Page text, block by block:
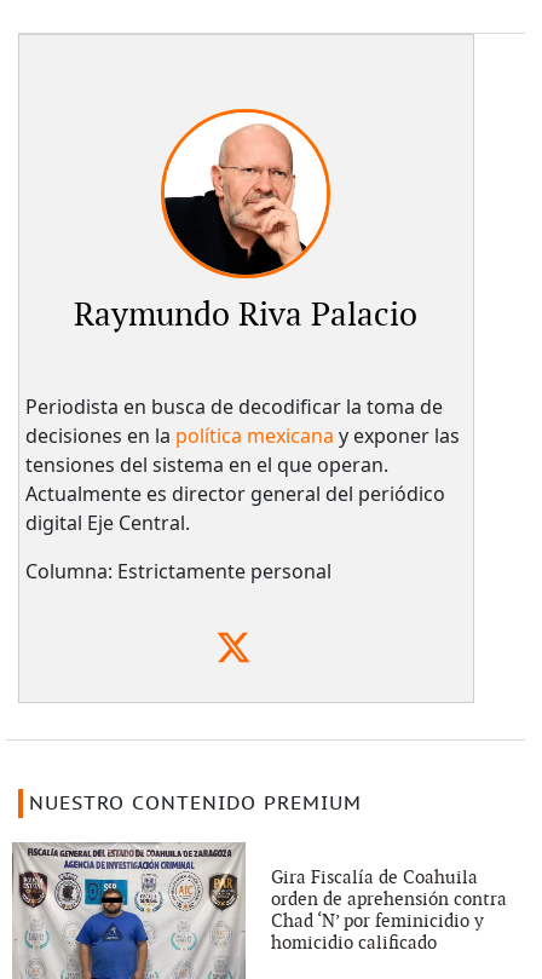
Raymundo Riva Palacio
Periodista en busca de decodificar la toma de
decisiones en la política mexicana y exponer las
tensiones del sistema en el que operan.
Actualmente es director general del periódico
digital Eje Central.
Columna: Estrictamente personal
NUESTRO CONTENIDO PREMIUM
Gira Fiscalía de Coahuila
orden de aprehensión contra
Chad ‘N’ por feminicidio y
homicidio calificado